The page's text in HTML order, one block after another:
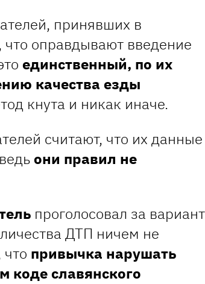
принявших в
что оправдывают введение
единственный, по их
качества езды
кнута и никак иначе.
считают, что их данные
они правил не
проголосовал за вариант
ДТП ничем не
привычка нарушать
славянского